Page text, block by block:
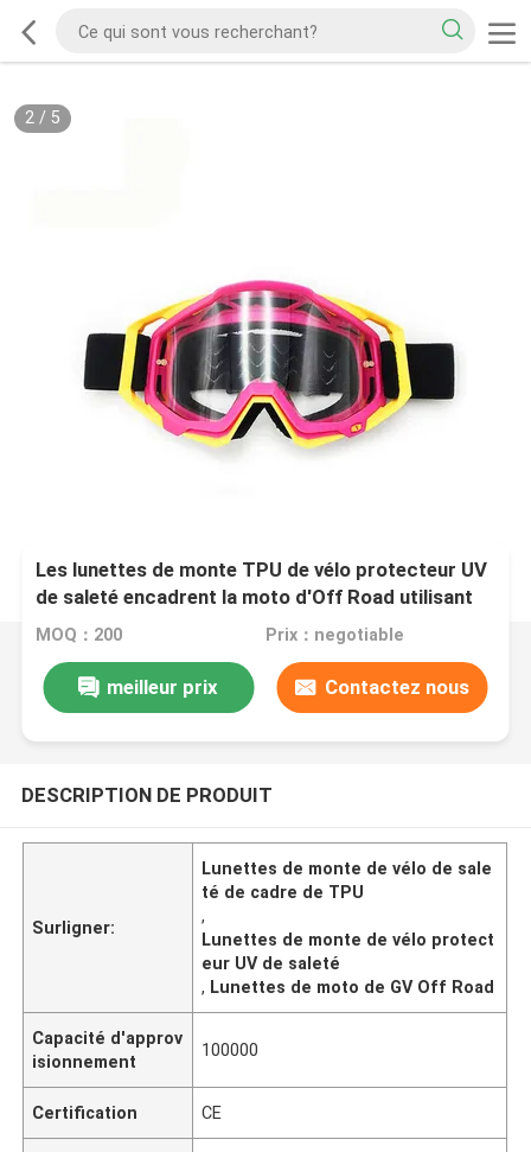
2/ 5
Les lunettes de monte TPU de vélo protecteur UV
de saleté encadrent la moto d'Off Road utilisant
MOQ：200 Prix：negotiable
meilleur prix Contactez nous
DESCRIPTION DE PRODUIT
Surligner:
Lunettes de monte de vélo de sale
té de cadre de TPU
,
Lunettes de monte de vélo protect
eur UV de saleté
, Lunettes de moto de GV Off Road
Capacité d'approv
isionnement
100000
Certification CE